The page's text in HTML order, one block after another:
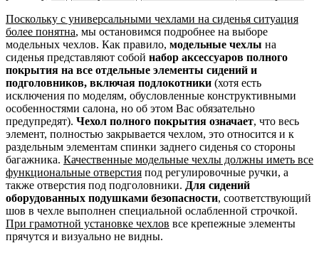
Поскольку с универсальными чехлами на сиденья ситуация
более понятна, мы остановимся подробнее на выборе
модельных чехлов. Как правило, модельные чехлы на
сиденья представляют собой набор аксессуаров полного
покрытия на все отдельные элементы сидений и
подголовников, включая подлокотники (хотя есть
исключения по моделям, обусловленные конструктивными
особенностями салона, но об этом Вас обязательно
предупредят). Чехол полного покрытия означает, что весь
элемент, полностью закрывается чехлом, это относится и к
раздельным элементам спинки заднего сиденья со стороны
багажника. Качественные модельные чехлы должны иметь все
функциональные отверстия под регулировочные ручки, а
также отверстия под подголовники. Для сидений
оборудованных подушками безопасности, соответствующий
шов в чехле выполнен специальной ослабленной строчкой.
При грамотной установке чехлов все крепежные элементы
прячутся и визуально не видны.